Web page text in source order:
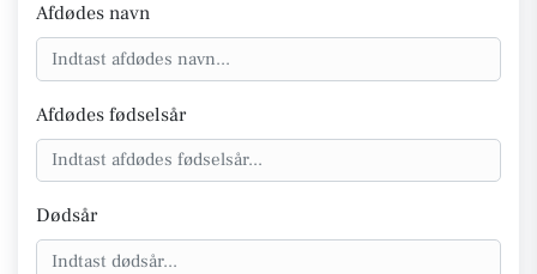
Afdødes navn
Afdødes fødselsår
Dødsår